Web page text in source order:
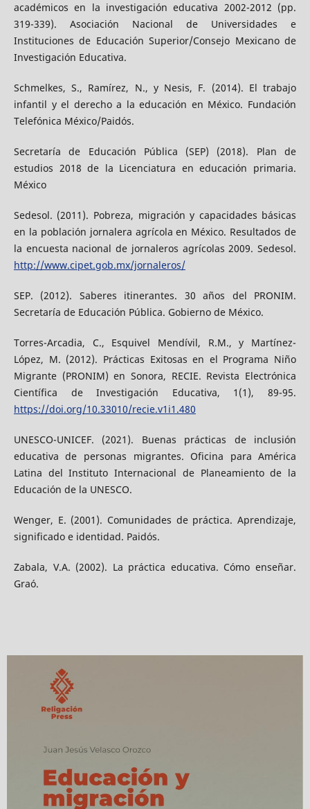
académicos en la investigación educativa 2002-2012 (pp.
319-339). Asociación Nacional de Universidades e
Instituciones de Educación Superior/Consejo Mexicano de
Investigación Educativa.
Schmelkes, S., Ramírez, N., y Nesis, F. (2014). El trabajo
infantil y el derecho a la educación en México. Fundación
Telefónica México/Paidós.
Secretaría de Educación Pública (SEP) (2018). Plan de
estudios 2018 de la Licenciatura en educación primaria.
México
Sedesol. (2011). Pobreza, migración y capacidades básicas
en la población jornalera agrícola en México. Resultados de
la encuesta nacional de jornaleros agrícolas 2009. Sedesol.
http://www.cipet.gob.mx/jornaleros/
SEP. (2012). Saberes itinerantes. 30 años del PRONIM.
Secretaría de Educación Pública. Gobierno de México.
Torres-Arcadia, C., Esquivel Mendívil, R.M., y Martínez-
López, M. (2012). Prácticas Exitosas en el Programa Niño
Migrante (PRONIM) en Sonora, RECIE. Revista Electrónica
Científica de Investigación Educativa, 1(1), 89-95.
https://doi.org/10.33010/recie.v1i1.480
UNESCO-UNICEF. (2021). Buenas prácticas de inclusión
educativa de personas migrantes. Oficina para América
Latina del Instituto Internacional de Planeamiento de la
Educación de la UNESCO.
Wenger, E. (2001). Comunidades de práctica. Aprendizaje,
significado e identidad. Paidós.
Zabala, V.A. (2002). La práctica educativa. Cómo enseñar.
Graó.